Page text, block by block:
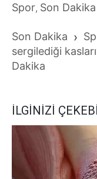
Spor, Son Dakika
Son Dakika ›
sergilediği
Dakika